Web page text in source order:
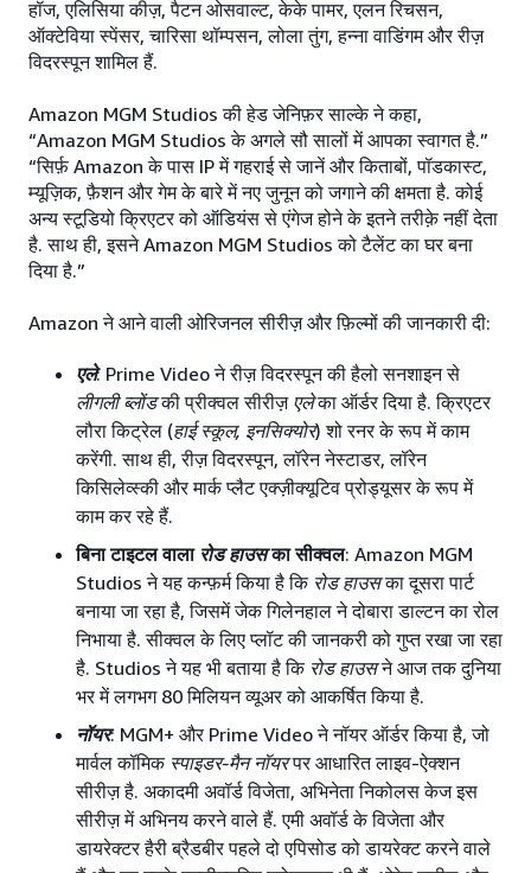
हॉज, एलिसिया कीज़, पैटन ओसवाल्ट, केके पामर, एलन रिचसन,
ऑक्टेविया स्पेंसर, चारिसा थॉम्पसन, लोला तुंग, हन्ना वाडिंगम और रीज़
विदरस्पून शामिल हैं.
Amazon MGM Studios की हेड जेनिफ़र साल्के ने कहा,
“Amazon MGM Studios के अगले सौ सालों में आपका स्वागत है.”
“सिर्फ़ Amazon के पास IP में गहराई से जानें और किताबों, पॉडकास्ट,
म्यूज़िक, फ़ैशन और गेम के बारे में नए जुनून को जगाने की क्षमता है. कोई
अन्य स्टूडियो क्रिएटर को ऑडियंस से एंगेज होने के इतने तरीक़े नहीं देता
है. साथ ही, इसने Amazon MGM Studios को टैलेंट का घर बना
दिया है.”
Amazon ने आने वाली ओरिजनल सीरीज़ और फ़िल्मों की जानकारी दी:
एले: Prime Video ने रीज़ विदरस्पून की हैलो सनशाइन से
लीगली ब्लोंडकी प्रीक्वल सीरीज़ एलेका ऑर्डर दिया है. क्रिएटर
लौरा किट्रेल (हाई स्कूल, इनसिक्योर) शो रनर के रूप में काम
करेंगी. साथ ही, रीज़ विदरस्पून, लॉरेन नेस्टाडर, लॉरेन
किसिलेव्स्की और मार्क प्लैट एक्ज़ीक्यूटिव प्रोड्यूसर के रूप में
काम कर रहे हैं.
बिना टाइटल वाला रोड हाउसका सीक्वल: Amazon MGM
Studios ने यह कन्फ़र्म किया है कि रोड हाउसका दूसरा पार्ट
बनाया जा रहा है, जिसमें जेक गिलेनहाल ने दोबारा डाल्टन का रोल
निभाया है. सीक्वल के लिए प्लॉट की जानकरी को गुप्त रखा जा रहा
है. Studios ने यह भी बताया है कि रोड हाउसने आज तक दुनिया
भर में लगभग 80 मिलियन व्यूअर को आकर्षित किया है.
नॉयर: MGM+ और Prime Video ने नॉयर ऑर्डर किया है, जो
मार्वल कॉमिक स्पाइडर-मैन नॉयरपर आधारित लाइव-ऐक्शन
सीरीज़ है. अकादमी अवॉर्ड विजेता, अभिनेता निकोलस केज इस
सीरीज़ में अभिनय करने वाले हैं. एमी अवॉर्ड के विजेता और
डायरेक्टर हैरी ब्रैडबीर पहले दो एपिसोड को डायरेक्ट करने वाले